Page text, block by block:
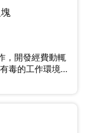
，開發經費動輒
毒的工作環境